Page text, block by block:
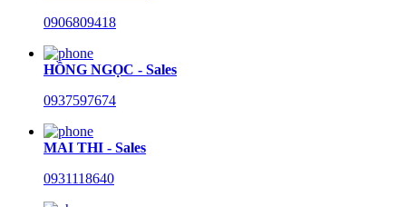
0906809418
HỒNG NGỌC - Sales
0937597674
MAI THI - Sales
0931118640